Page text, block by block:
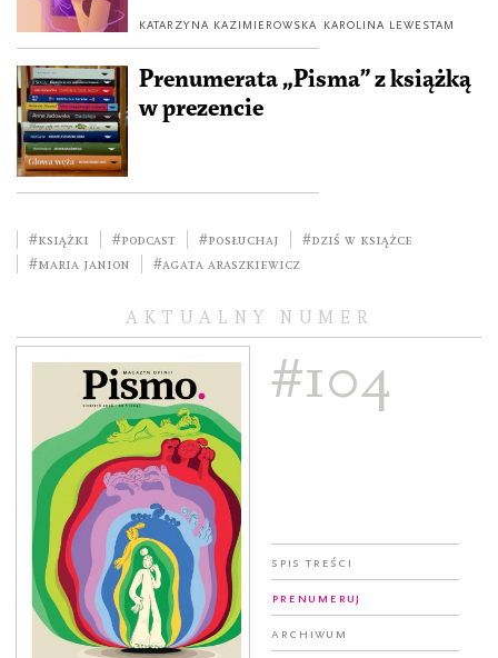
KATARZYNA KAZIMIEROWSKA KAROLINA LEWESTAM
Prenumerata „Pisma” z książką
w prezencie
#książki #podcast #posłuchaj
#Dziś w książce
#Maria Janion
#Agata Araszkiewicz
AKTUALNY NUMER
#104
Spis treści
Prenumeruj
Archiwum